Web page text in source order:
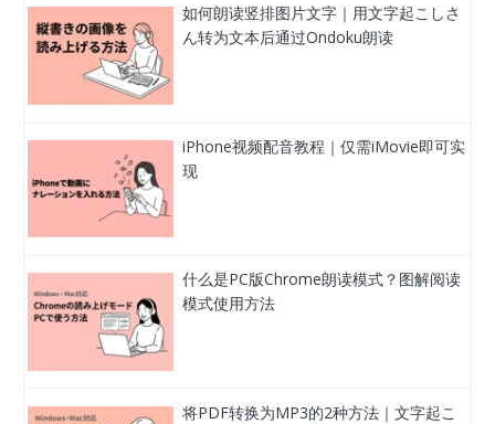
如何朗读竖排图片文字｜用文字起こしさ
ん转为文本后通过Ondoku朗读
iPhone视频配音教程｜仅需iMovie即可实
现
什么是PC版Chrome朗读模式？图解阅读
模式使用方法
将PDF转换为MP3的2种方法｜文字起こ